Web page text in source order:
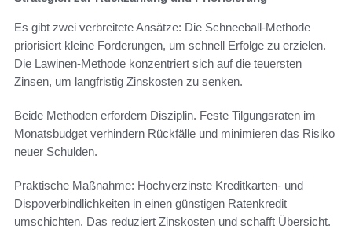
Es gibt zwei verbreitete Ansätze: Die Schneeball-Methode
priorisiert kleine Forderungen, um schnell Erfolge zu erzielen.
Die Lawinen-Methode konzentriert sich auf die teuersten
Zinsen, um langfristig Zinskosten zu senken.
Beide Methoden erfordern Disziplin. Feste Tilgungsraten im
Monatsbudget verhindern Rückfälle und minimieren das Risiko
neuer Schulden.
Praktische Maßnahme: Hochverzinste Kreditkarten- und
Dispoverbindlichkeiten in einen günstigen Ratenkredit
umschichten. Das reduziert Zinskosten und schafft Übersicht.